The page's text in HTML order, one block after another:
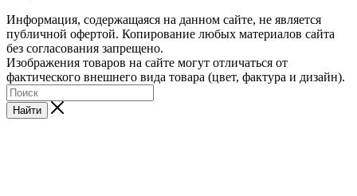
Информация, содержащаяся на данном сайте, не является
публичной офертой. Копирование любых материалов сайта
без согласования запрещено.
Изображения товаров на сайте могут отличаться от
фактического внешнего вида товара (цвет, фактура и дизайн).
Найти